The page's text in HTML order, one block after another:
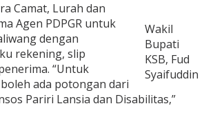
Wakil
Bupati
KSB, Fud
Syaifuddin
Camat, Lurah dan
Agen PDPGR untuk
dengan
rekening, slip
“Untuk
ada potongan dari
Pariri Lansia dan Disabilitas,”